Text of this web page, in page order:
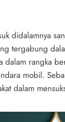
didalamnya
tergabung
dalam rangka
mobil.
dalam